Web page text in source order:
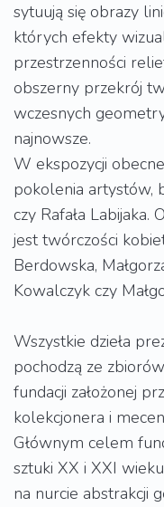
sytuują się obrazy
których efekty
przestrzenności
obszerny przekrój
wczesnych
najnowsze.
W ekspozycji
pokolenia artystów,
czy Rafała
jest twórczości
Berdowska,
Kowalczyk czy
Wszystkie dzieła
pochodzą ze
fundacji założonej
kolekcjonera i
Głównym celem
sztuki XX i XXI
na nurcie abstrakcji